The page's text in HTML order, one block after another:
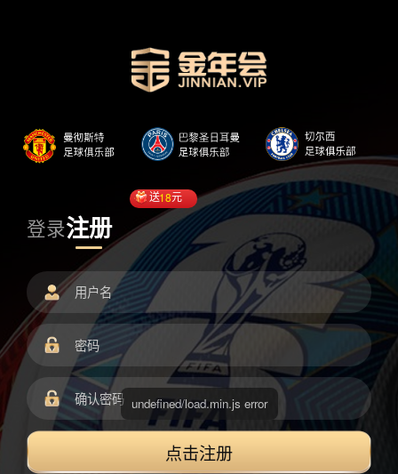
登录注册
送18元
点击注册